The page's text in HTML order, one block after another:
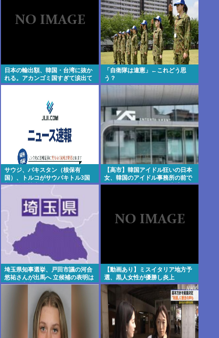
日本の輸出額、韓国・台湾に抜か
れる。アカンゴミ国すぎて涙出て
きた…
「自衛隊は違憲」←これどう思
う？
サウジ、パキスタン（核保有
国）、トルコがサウパキトル3国
相互防衛協定締結
【高市】韓国アイドル狂いの日本
女、韓国のアイドル事務所の前で
ゴルフクラブを振り回し逮捕
埼玉県知事選挙、戸田市議の河合
悠祐さんが出馬へ 立候補の表明は
1人目:東京新聞
【動画あり】ミスイタリア地方予
選、黒人女性が優勝し炎上